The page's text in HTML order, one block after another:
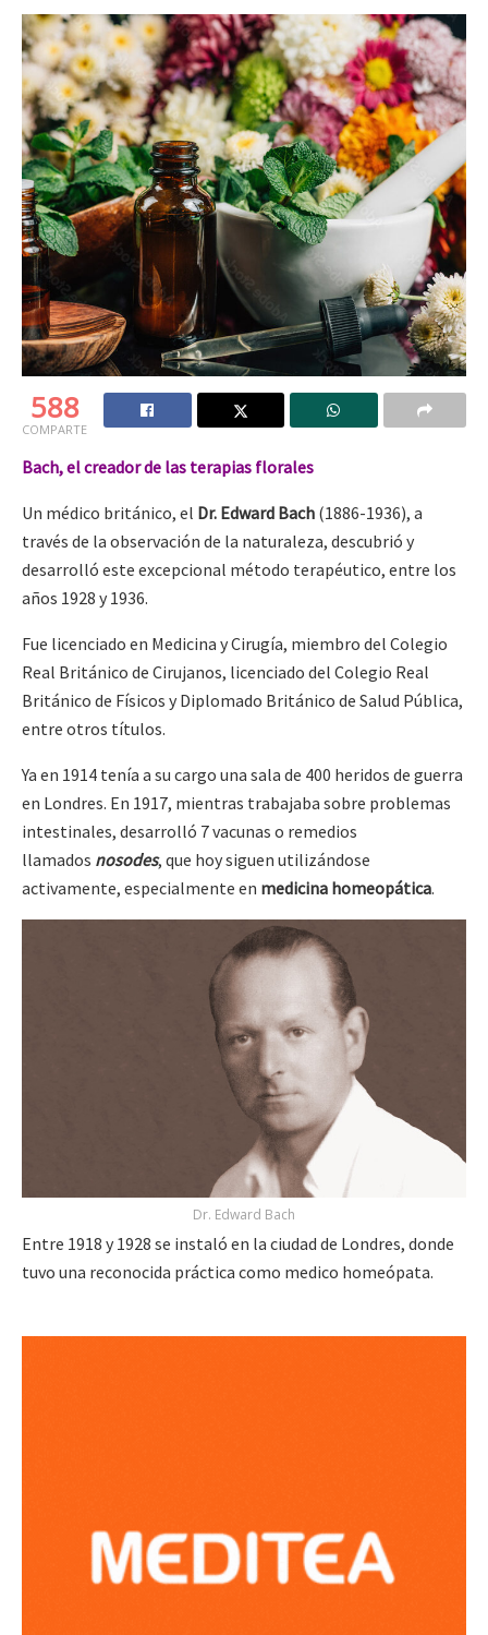
588
COMPARTE
Bach, el creador de las terapias florales
Un médico británico, el Dr. Edward Bach (1886-1936), a
través de la observación de la naturaleza, descubrió y
desarrolló este excepcional método terapéutico, entre los
años 1928 y 1936.
Fue licenciado en Medicina y Cirugía, miembro del Colegio
Real Británico de Cirujanos, licenciado del Colegio Real
Británico de Físicos y Diplomado Británico de Salud Pública,
entre otros títulos.
Ya en 1914 tenía a su cargo una sala de 400 heridos de guerra
en Londres. En 1917, mientras trabajaba sobre problemas
intestinales, desarrolló 7 vacunas o remedios
llamados nosodes, que hoy siguen utilizándose
activamente, especialmente en medicina homeopática.
Dr. Edward Bach
Entre 1918 y 1928 se instaló en la ciudad de Londres, donde
tuvo una reconocida práctica como medico homeópata.